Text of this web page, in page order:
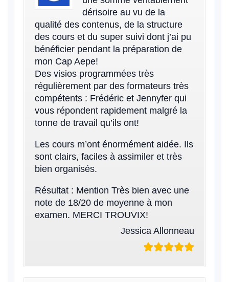
dérisoire au vu de la
qualité des contenus, de la structure
des cours et du super suivi dont j’ai pu
bénéficier pendant la préparation de
mon Cap Aepe!
Des visios programmées très
régulièrement par des formateurs très
compétents : Frédéric et Jennyfer qui
vous répondent rapidement malgré la
tonne de travail qu’ils ont!
Les cours m’ont énormément aidée. Ils
sont clairs, faciles à assimiler et très
bien organisés.
Résultat : Mention Très bien avec une
note de 18/20 de moyenne à mon
examen. MERCI TROUVIX!
Jessica Allonneau